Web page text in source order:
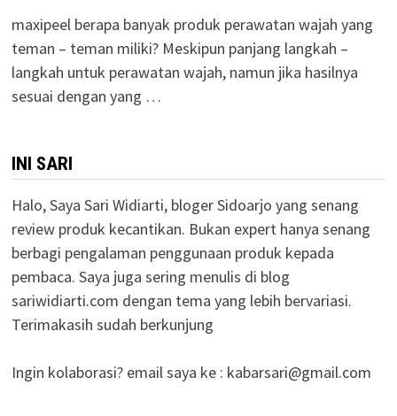
maxipeel berapa banyak produk perawatan wajah yang
teman – teman miliki? Meskipun panjang langkah –
langkah untuk perawatan wajah, namun jika hasilnya
sesuai dengan yang …
INI SARI
Halo, Saya Sari Widiarti, bloger Sidoarjo yang senang
review produk kecantikan. Bukan expert hanya senang
berbagi pengalaman penggunaan produk kepada
pembaca. Saya juga sering menulis di blog
sariwidiarti.com dengan tema yang lebih bervariasi.
Terimakasih sudah berkunjung
Ingin kolaborasi? email saya ke : kabarsari@gmail.com